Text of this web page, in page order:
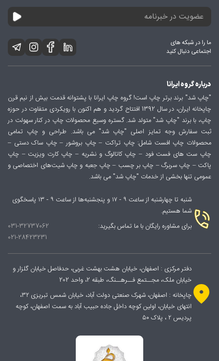
ما را در شبکه های
اجتماعی دنبال کنید
درباره گروه ایرانا
"چاپ شد" برند برتر چاپ است! گروه چاپ ایرانا با پشتوانه قدمت بیش از نیم قرن
چاپخانه ایران، در سال 1392 افتتاح گردید و هم اکنون با رویکردی متفاوت در حوزه
چاپ، با برند "چاپ شد" متولد شد. گستره وسیع محصولات چاپ در کنار سهولت در
ثبت سفارش وجه تمایز اصلی "چاپ شد" می باشد. طراحی و چاپ تمامی
محصولات چاپ افست شامل: چاپ تراکت – چاپ بروشور – چاپ ساک دستی –
چاپ ست های فست فود – چاپ کاتالوگ و نشریه – چاپ کارت ویزیت – چاپ
پاکت – چاپ سربرگ – چاپ بر چسب – چاپ جعبه و چاپ شیت‌های اختصاصی و
عمومی تنها بخشی از خدمات "چاپ شد" می باشد.
شنبه تا چهارشنبه از ساعت ۹ - ۱۷ و پنجشنبه‌ها از ساعت ۹ - ۱۳ پاسخگوی
شما هستیم.
برای مشاوره رایگان با ما تماس بگیرید:
031-32737062
021-28423231
دفتر مرکزی : اصفهان، خیابان هشت بهشت غربی، حدفاصل خیابان گلزار و
خیابان ملک، مجــتمع فــرهــنگ، طبقه 2، واحد 202
چاپخانه : اصفهان، شهرک صنعتی دولت آباد، خیابان شمس تبریزی ۳۲،
انتهای خیابان، اولین کوچه داخل جاده حبیب آباد به سمت اصفهان، کوچه
پردیس ۲ ، پلاک ۵۰